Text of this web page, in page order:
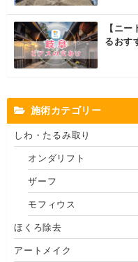
【ニ
るおす
施術カテゴリー
しわ・たるみ取り
オンダリフト
ザーフ
モフィウス
ほくろ除去
アートメイク